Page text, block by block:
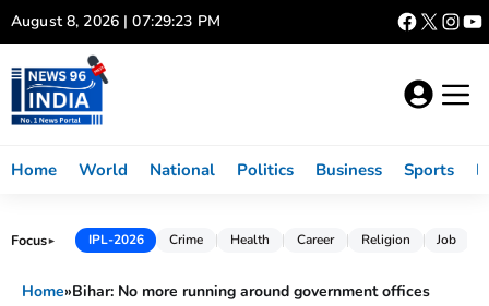
Skip
to
content
August 8, 2026 | 07:29:23 PM
Home World National Politics Business Sports
Focus► IPL-2026 Crime Health Career Religion Job
Home»Bihar: No more running around government offices